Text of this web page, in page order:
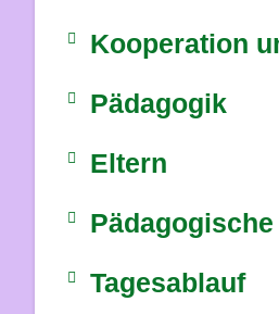
Kooperation
Pädagogik
Eltern
Tagesablauf